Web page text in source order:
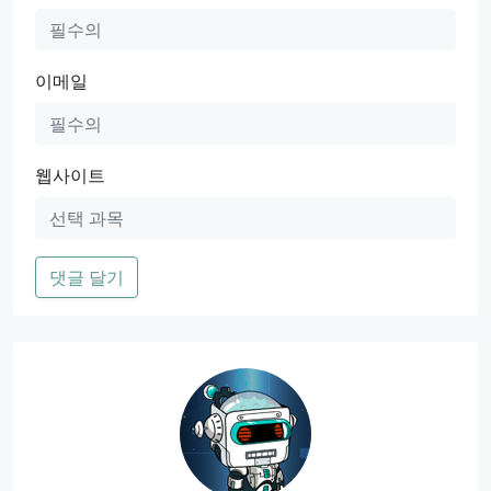
이메일
웹사이트
댓글 달기